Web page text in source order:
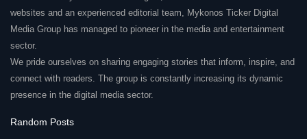
websites and an experienced editorial team, Mykonos Ticker Digital
Media Group has managed to pioneer in the media and entertainment
sector.
We pride ourselves on sharing engaging stories that inform, inspire, and
connect with readers. The group is constantly increasing its dynamic
presence in the digital media sector.
Random Posts